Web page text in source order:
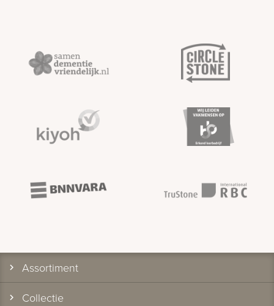
Assortiment
Collectie